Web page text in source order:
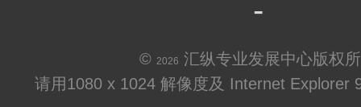
© 2026 汇纵专业发展中心版权
请用1080 x 1024 解像度及 Internet Explorer